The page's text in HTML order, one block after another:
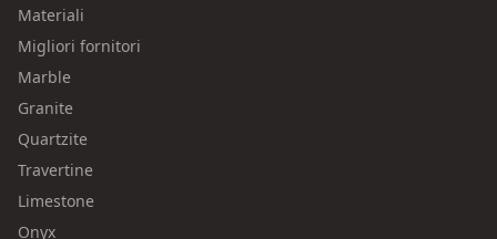
Materiali
Migliori fornitori
Marble
Granite
Quartzite
Travertine
Limestone
Onyx